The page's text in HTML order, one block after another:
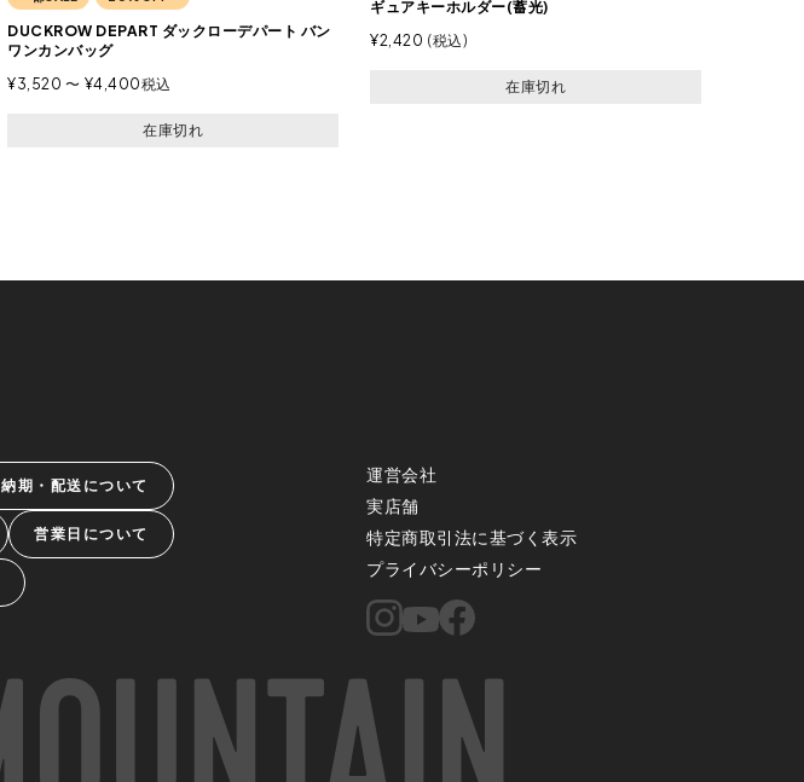
DUCKROW DEPART ダックローデパート バン
ワンカンバッグ
¥3,520 〜 ¥4,400税込
在庫切れ
ギュアキーホルダー(蓄光)
¥2,420 税込
在庫切れ
納期・配送について
営業日について
運営会社
実店舗
特定商取引法に基づく表示
プライバシーポリシー